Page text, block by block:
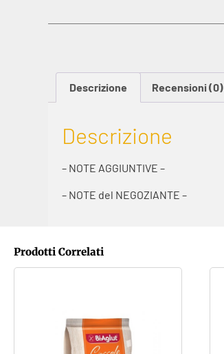
Descrizione Recensioni (0)
Descrizione
– NOTE AGGIUNTIVE –
– NOTE del NEGOZIANTE –
Prodotti Correlati